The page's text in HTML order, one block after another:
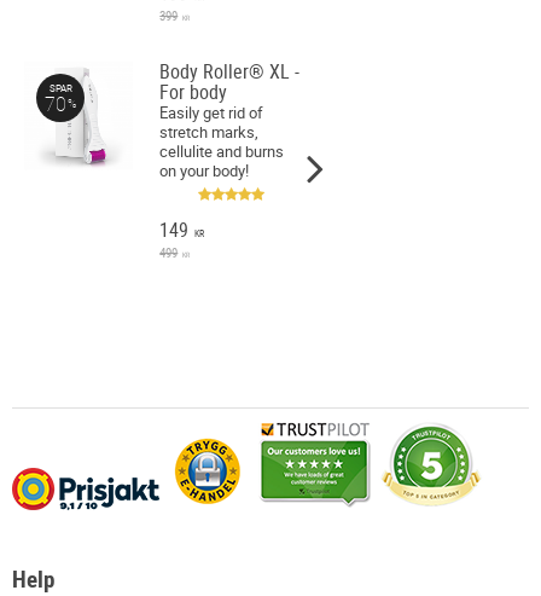
399 KR
Body Roller® XL -
For body
Easily get rid of
stretch marks,
cellulite and burns
on your body!
149 KR
499 KR
SPAR
70%
Help